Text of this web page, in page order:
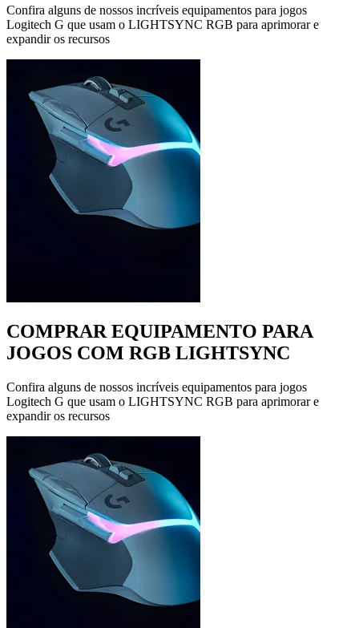
Confira alguns de nossos incríveis equipamentos para jogos
Logitech G que usam o LIGHTSYNC RGB para aprimorar e
expandir os recursos
COMPRAR EQUIPAMENTO PARA
JOGOS COM RGB LIGHTSYNC
Confira alguns de nossos incríveis equipamentos para jogos
Logitech G que usam o LIGHTSYNC RGB para aprimorar e
expandir os recursos